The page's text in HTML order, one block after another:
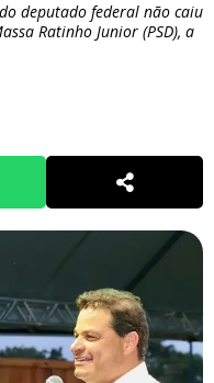
deputado federal não caiu
Ratinho Junior (PSD), a